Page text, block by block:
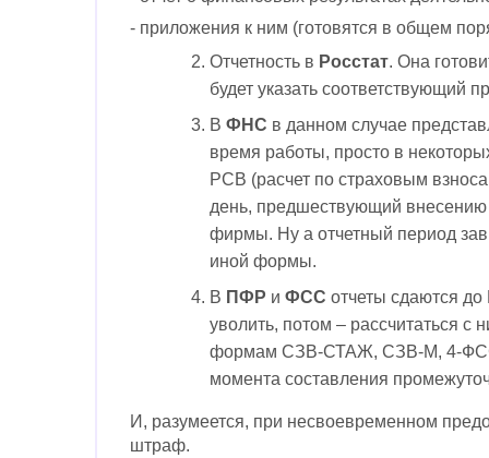
- приложения к ним (готовятся в общем
Отчетность в Росстат. Она
будет указать соответствующий
В ФНС в данном случае
время работы, просто в
РСВ (расчет по страховым
день, предшествующий внесению
фирмы. Ну а отчетный период
иной формы.
В ПФР и ФСС отчеты сдаются
уволить, потом – рассчитаться
формам СЗВ-СТАЖ, СЗВ-М, 4-
момента составления
И, разумеется, при несвоевременном
штраф.